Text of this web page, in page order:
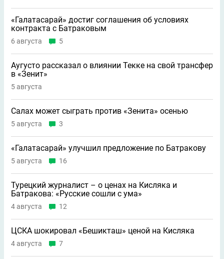
«Галатасарай» достиг соглашения об условиях
контракта с Батраковым
6 августа 5
Аугусто рассказал о влиянии Текке на свой трансфер
в «Зенит»
5 августа
Салах может сыграть против «Зенита» осенью
5 августа 3
«Галатасарай» улучшил предложение по Батракову
5 августа 16
Турецкий журналист – о ценах на Кисляка и
Батракова: «Русские сошли с ума»
4 августа 12
ЦСКА шокировал «Бешикташ» ценой на Кисляка
4 августа 7